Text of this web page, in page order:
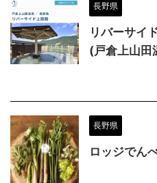
長野県
リバーサイ
(戸倉上山田
長野県
ロッジでん